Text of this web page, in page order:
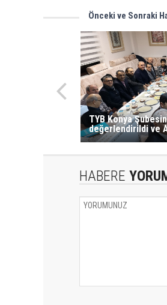
Önceki ve Sonraki
TYB Konya
değerlendirildi ve
HABERE